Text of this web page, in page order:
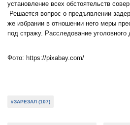
установление всех обстоятельств
Решается вопрос о предъявлении
же избрании в отношении него меры
под стражу. Расследование
Фото: https://pixabay.com/
#ЗАРЕЗАЛ (107)